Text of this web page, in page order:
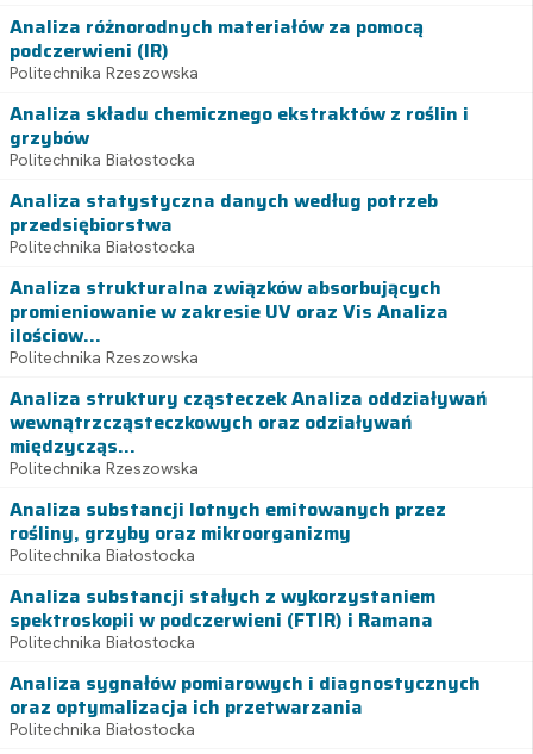
Analiza różnorodnych materiałów za pomocą
podczerwieni (IR)
Politechnika Rzeszowska
Analiza składu chemicznego ekstraktów z roślin i
grzybów
Politechnika Białostocka
Analiza statystyczna danych według potrzeb
przedsiębiorstwa
Politechnika Białostocka
Analiza strukturalna związków absorbujących
promieniowanie w zakresie UV oraz Vis Analiza
ilościow...
Politechnika Rzeszowska
Analiza struktury cząsteczek Analiza oddziaływań
wewnątrzcząsteczkowych oraz odziaływań
międzycząs...
Politechnika Rzeszowska
Analiza substancji lotnych emitowanych przez
rośliny, grzyby oraz mikroorganizmy
Politechnika Białostocka
Analiza substancji stałych z wykorzystaniem
spektroskopii w podczerwieni (FTIR) i Ramana
Politechnika Białostocka
Analiza sygnałów pomiarowych i diagnostycznych
oraz optymalizacja ich przetwarzania
Politechnika Białostocka